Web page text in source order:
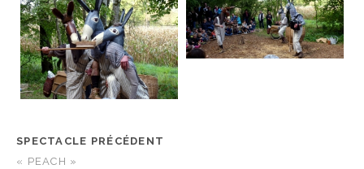
SPECTACLE PRÉCÉDENT
« PEACH »